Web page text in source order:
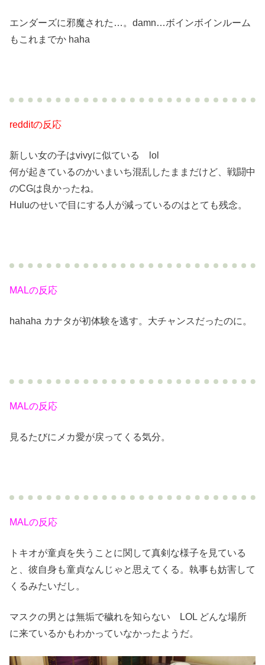
エンダーズに邪魔された…。damn…ボインボインルーム
もこれまでか haha
redditの反応
新しい女の子はvivyに似ている lol
何が起きているのかいまいち混乱したままだけど、戦闘中
のCGは良かったね。
Huluのせいで目にする人が減っているのはとても残念。
MALの反応
hahaha カナタが初体験を逃す。大チャンスだったのに。
MALの反応
見るたびにメカ愛が戻ってくる気分。
MALの反応
トキオが童貞を失うことに関して真剣な様子を見ている
と、彼自身も童貞なんじゃと思えてくる。執事も妨害して
くるみたいだし。
マスクの男とは無垢で穢れを知らない LOL どんな場所
に来ているかもわかっていなかったようだ。